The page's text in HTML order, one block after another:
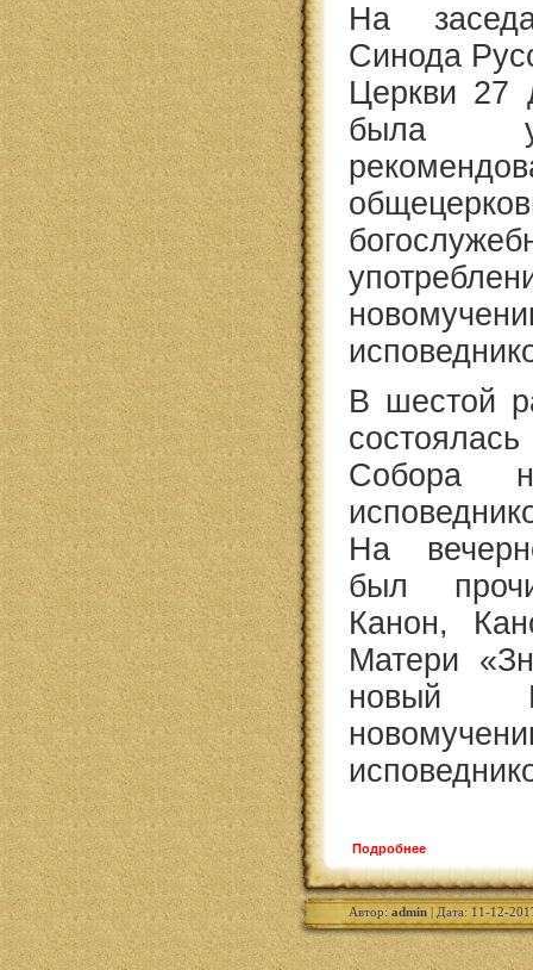
На
Синода
Церкви 27
была
В шестой
Собора
На
был
Канон,
Матери
новый
Подробнее
Автор:admin| Дата: 11-12-